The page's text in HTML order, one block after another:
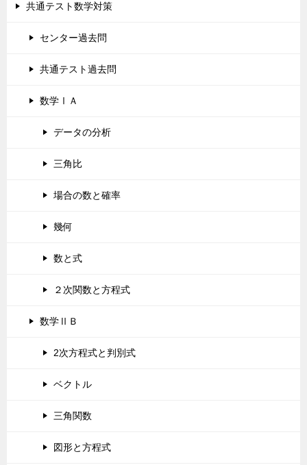
共通テスト数学対策
センター過去問
共通テスト過去問
数学ⅠＡ
データの分析
三角比
場合の数と確率
幾何
数と式
２次関数と方程式
数学ⅡＢ
2次方程式と判別式
ベクトル
三角関数
図形と方程式